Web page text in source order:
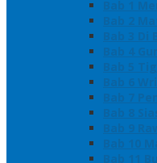
Bab 1
Bab 2
Bab 3 Di
Bab 4
Bab 5
Bab 6
Bab 7
Bab 8
Bab 9
Bab 10
Bab 11